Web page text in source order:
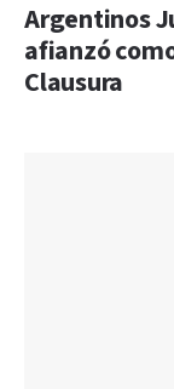
Argentinos
afianzó
Clausura